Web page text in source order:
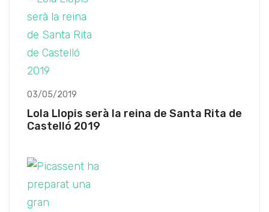
03/05/2019
Lola Llopis serà la reina de Santa Rita de
Castelló 2019